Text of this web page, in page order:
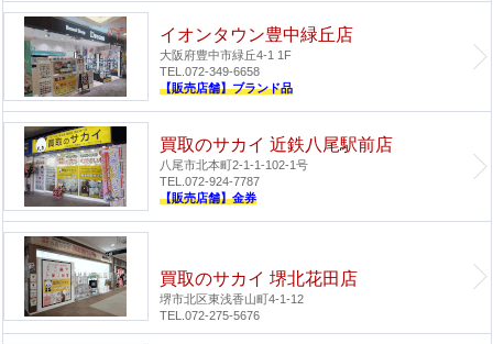
イオンタウン豊中緑丘店
大阪府豊中市緑丘4-1 1F
TEL.072-349-6658
【販売店舗】ブランド品
買取のサカイ 近鉄八尾駅前店
八尾市北本町2-1-1-102-1号
TEL.072-924-7787
【販売店舗】金券
買取のサカイ 堺北花田店
堺市北区東浅香山町4-1-12
TEL.072-275-5676